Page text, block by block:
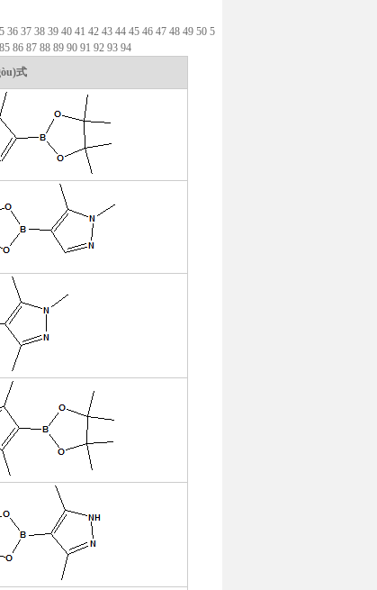
36 37 38 39 40 41 42 43 44 45 46 47 48 49 50 5
85 86 87 88 89 90 91 92 93 94
式